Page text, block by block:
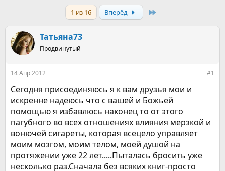
т
е
а
ч
1 из 16
Вперёд
Татьяна73
Продвинутый
14 Апр 2012 #1
Сегодня присоединяюсь я к вам друзья мои и
искренне надеюсь что с вашей и Божьей
помощью я избавлюсь наконец то от этого
пагубного во всех отношениях влияния мерзкой и
вонючей сигареты, которая всецело управляет
моим мозгом, моим телом, моей душой на
протяжении уже 22 лет.....Пыталась бросить уже
несколько раз.Сначала без всяких книг-просто